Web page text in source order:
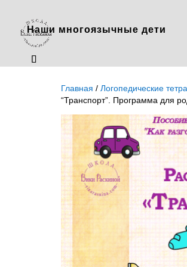
Наши многоязычные дети
Главная / Логопедические
“Транспорт”. Программа для